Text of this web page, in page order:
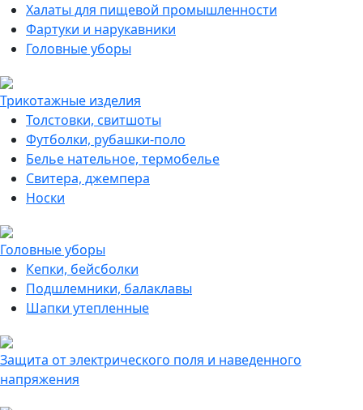
Халаты для пищевой промышленности
Фартуки и нарукавники
Головные уборы
Трикотажные изделия
Толстовки, свитшоты
Футболки, рубашки-поло
Белье нательное, термобелье
Свитера, джемпера
Носки
Головные уборы
Кепки, бейсболки
Подшлемники, балаклавы
Шапки утепленные
Защита от электрического поля и наведенного
напряжения